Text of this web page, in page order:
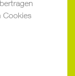
Cookies